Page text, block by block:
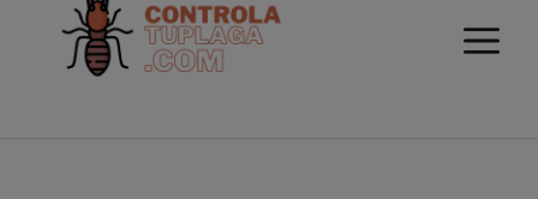
contenido